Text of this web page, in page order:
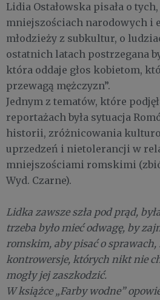
Lidia Ostałowska pisała o
mniejszościach narodowych i
młodzieży z subkultur, o
ostatnich latach postrzegana
która oddaje głos kobietom,
przewagą mężczyzn”.
Jednym z tematów, które
reportażach była sytuacja
historii, zróżnicowania
uprzedzeń i nietolerancji w
mniejszościami romskimi
Wyd. Czarne).
Lidka zawsze szła pod prąd,
trzeba było mieć odwagę, by
romskim, aby pisać o sprawach,
kontrowersje, których nikt nie
mogły jej zaszkodzić.
W książce „Farby wodne”